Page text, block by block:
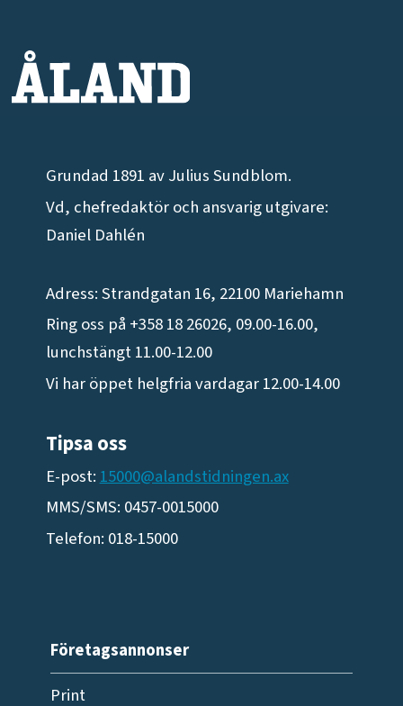
Grundad 1891 av Julius Sundblom.
Vd, chefredaktör och ansvarig utgivare:
Daniel Dahlén
Adress: Strandgatan 16, 22100 Mariehamn
Ring oss på +358 18 26026, 09.00-16.00,
lunchstängt 11.00-12.00
Vi har öppet helgfria vardagar 12.00-14.00
Tipsa oss
E-post: 15000@alandstidningen.ax
MMS/SMS: 0457-0015000
Telefon: 018-15000
Företagsannonser
Print